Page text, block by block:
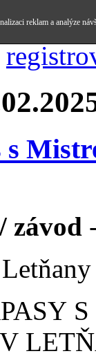
závod
reklam a analýze